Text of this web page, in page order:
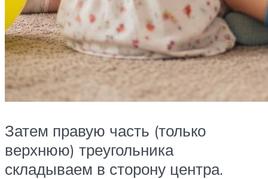
Затем правую часть (только
верхнюю) треугольника
складываем в сторону центра.